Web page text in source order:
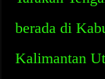
berada di
Kalimantan